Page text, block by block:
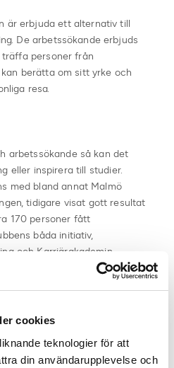
cookies
teknologier för att
din användarupplevelse och
är erbjuda ett alternativ till
De arbetssökande erbjuds
personer från
berätta om sitt yrke och
resa.
arbetssökande så kan det
eller inspirera till studier.
med bland annat Malmö
tidigare visat gott resultat
170 personer fått
båda initiativ,
och Karriärakademin
fick 130 ungdomar
mäta effekten av insatsen.
9 och 12 månader efter